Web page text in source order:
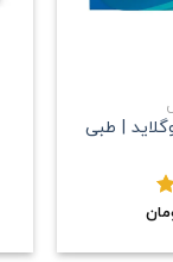
| طبی